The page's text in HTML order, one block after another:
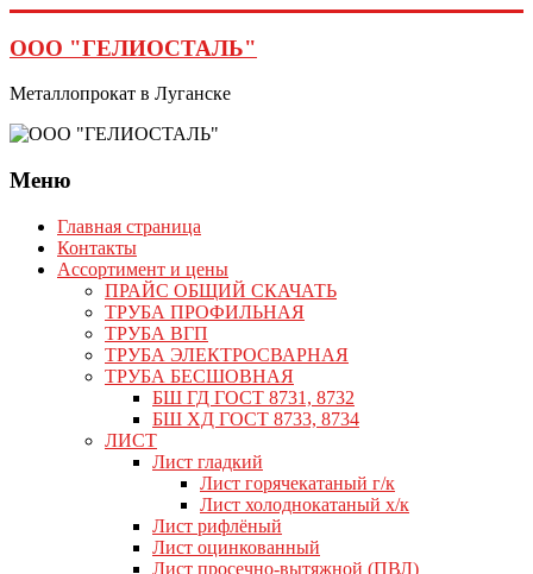
к
содержимому
ООО "ГЕЛИОСТАЛЬ"
Металлопрокат в Луганске
Меню
Главная страница
Контакты
Ассортимент и цены
ПРАЙС ОБЩИЙ СКАЧАТЬ
ТРУБА ПРОФИЛЬНАЯ
ТРУБА ВГП
ТРУБА ЭЛЕКТРОСВАРНАЯ
ТРУБА БЕСШОВНАЯ
БШ ГД ГОСТ 8731, 8732
БШ ХД ГОСТ 8733, 8734
ЛИСТ
Лист гладкий
Лист горячекатаный г/к
Лист холоднокатаный х/к
Лист рифлёный
Лист оцинкованный
Лист просечно-вытяжной (ПВЛ)